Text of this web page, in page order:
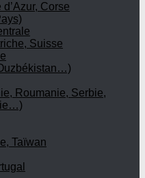
Corse
Suisse
Roumanie, Serbie,
Taïwan